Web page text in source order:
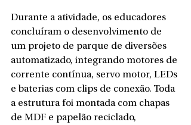
Durante a atividade, os educadores
concluíram o desenvolvimento de
um projeto de parque de diversões
automatizado, integrando motores de
corrente contínua, servo motor, LEDs
e baterias com clips de conexão. Toda
a estrutura foi montada com chapas
de MDF e papelão reciclado,